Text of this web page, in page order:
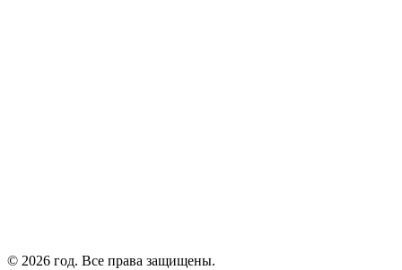
© 2026 год. Все права защищены.